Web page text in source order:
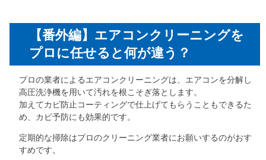
【番外編】エアコンクリーニングを
プロに任せると何が違う？
プロの業者によるエアコンクリーニングは、エアコンを分解し
高圧洗浄機を用いて汚れを根こそぎ落とします。
加えてカビ防止コーティングで仕上げてもらうこともできるた
め、カビ予防にも効果的です。
定期的な掃除はプロのクリーニング業者にお願いするのがおす
すめです。